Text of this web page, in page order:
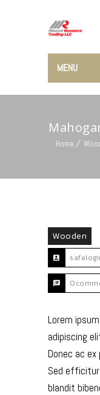
MENU
Home
Wooden
Lorem
adipiscing
Donec ac
Sed
blandit